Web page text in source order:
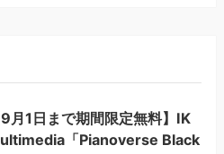
9月1日まで期間限定無料】IK
「Pianoverse Black